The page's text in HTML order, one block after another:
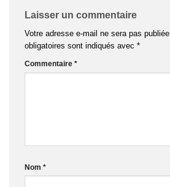
Laisser un commentaire
Votre adresse e-mail ne sera pas publiée.
obligatoires sont indiqués avec *
Commentaire *
Nom *